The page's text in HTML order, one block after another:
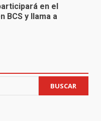
en el
BCS y llama a
BUSCAR